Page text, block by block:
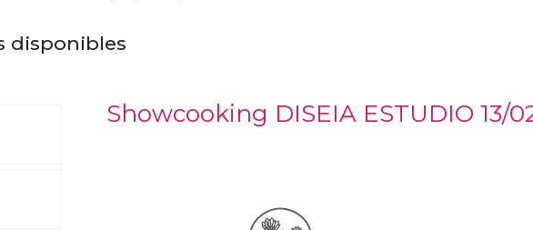
disponibles
Showcooking DISEIA ESTUDIO 13/